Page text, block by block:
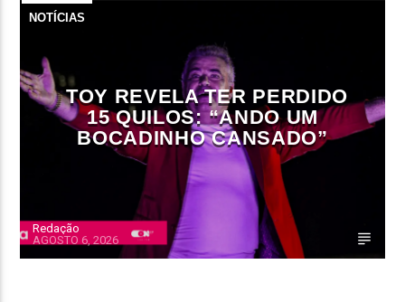
NOTÍCIAS
TOY REVELA TER PERDIDO
15 QUILOS: “ANDO UM
BOCADINHO CANSADO”
Redação
AGOSTO 6, 2026